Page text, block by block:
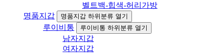
벨트백-힙색-허리가방
명품지갑
명품지갑 하위분류 열기
루이비통 루이비통 하위분류 열기
남자지갑
여자지갑